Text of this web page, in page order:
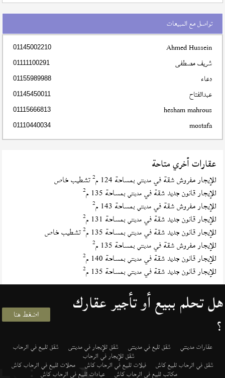
تواصل مع المبيعات
Ahmed Hussein
01145002210
شريف مصطفى 01111100291
دعاء 01155989988
عبدالفتاح 01145450011
hesham mahrous
01115666813
mostafa
01110440034
عقارات أخري متاحة
للإيجار مفروش شقة فيمدينتي بمساحة 124 م 2تشطيب خاص
للإيجار قانون جديد شقة فيمدينتي بمساحة 135 م 2
للإيجار مفروش شقة فيمدينتي بمساحة 143 م 2
للإيجار قانون جديد شقة فيمدينتي بمساحة 131 م 2
للإيجار قانون جديد شقة فيمدينتي بمساحة 135 م 2تشطيب خاص
للإيجار مفروش شقة فيمدينتي بمساحة 135 م 2
للإيجار قانون جديد شقة فيمدينتي بمساحة 140 م 2
للإيجار قانون جديد شقة فيمدينتي بمساحة 135 م 2
هل تحلم ببيع أو تأجير عقارك
؟ اضغط هنا
عقارات مدينتي شقق لليع في مدينتى شقق للإيجار في مدينتى شقق للبيع في الرحاب
شقق للإيجار في الرحاب
شقق في الرحاب للبيع كاش فيلات للبيع في الرحاب كاش محلات للبيع في الرحاب كاش
مكاتب للبيع في الرحاب كاش عيادات للبيع في الرحاب كاش